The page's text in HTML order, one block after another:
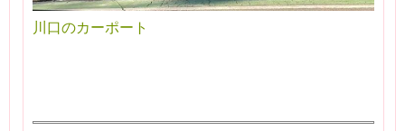
川口のカーポート